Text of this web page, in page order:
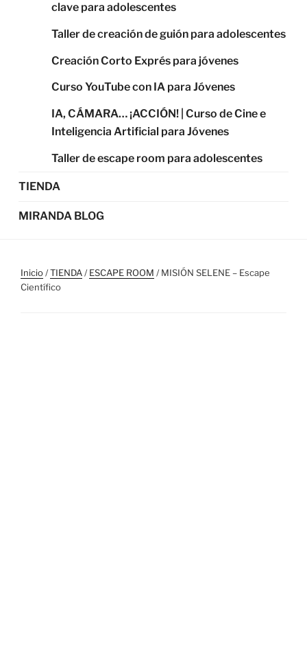
clave para adolescentes
Taller de creación de guión para adolescentes
Creación Corto Exprés para jóvenes
Curso YouTube con IA para Jóvenes
IA, CÁMARA… ¡ACCIÓN! | Curso de Cine e
Inteligencia Artificial para Jóvenes
Taller de escape room para adolescentes
TIENDA
MIRANDA BLOG
Inicio/TIENDA/ESCAPE ROOM / MISIÓN SELENE – Escape
Científico